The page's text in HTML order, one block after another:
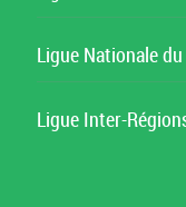
Ligue Nationale
Ligue Inter-